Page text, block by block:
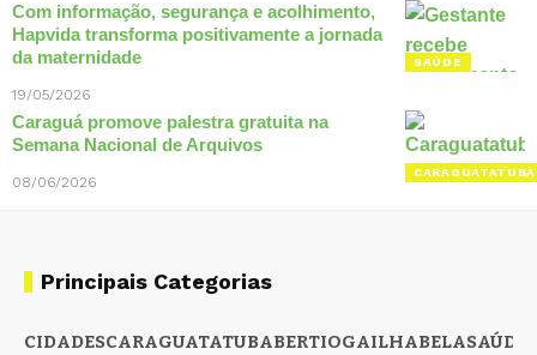
SAÚDE
Com informação, segurança e acolhimento,
Hapvida transforma positivamente a jornada
da maternidade
19/05/2026
CARAGUATATUBA
Caraguá promove palestra gratuita na
Semana Nacional de Arquivos
08/06/2026
Principais Categorias
CIDADESCARAGUATATUBABERTIOGAILHABELASAÚDE